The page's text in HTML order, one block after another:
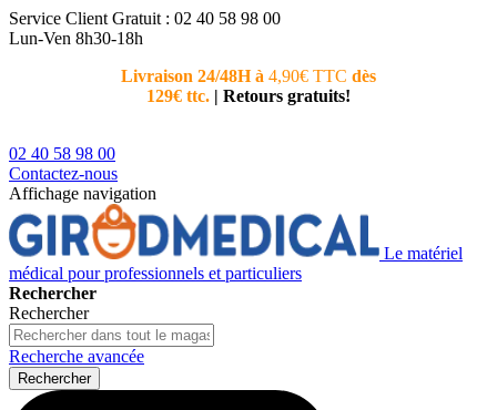
Service Client Gratuit : 02 40 58 98 00
Lun-Ven 8h30-18h
Livraison 24/48H à 4,90€ TTC dès
129€ ttc. | Retours gratuits!
02 40 58 98 00
Contactez-nous
Affichage navigation
Le matériel
médical pour professionnels et particuliers
Rechercher
Rechercher
Recherche avancée
Rechercher